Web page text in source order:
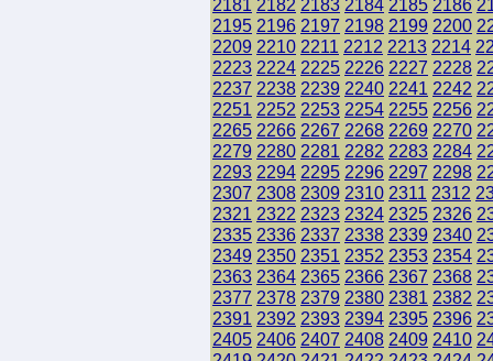
2181 2182 2183 2184 2185 2186
2195 2196 2197 2198 2199 2200
2209 2210 2211 2212 2213 2214
2223 2224 2225 2226 2227 2228
2237 2238 2239 2240 2241 2242
2251 2252 2253 2254 2255 2256
2265 2266 2267 2268 2269 2270
2279 2280 2281 2282 2283 2284
2293 2294 2295 2296 2297 2298
2307 2308 2309 2310 2311 2312
2321 2322 2323 2324 2325 2326
2335 2336 2337 2338 2339 2340
2349 2350 2351 2352 2353 2354
2363 2364 2365 2366 2367 2368
2377 2378 2379 2380 2381 2382
2391 2392 2393 2394 2395 2396
2405 2406 2407 2408 2409 2410